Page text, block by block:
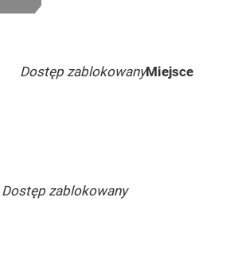
Dostęp zablokowanyMiejsce
Dostęp zablokowany